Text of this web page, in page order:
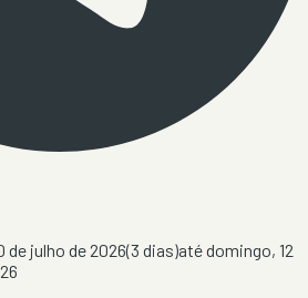
de julho de 2026(3 dias)atédomingo, 12